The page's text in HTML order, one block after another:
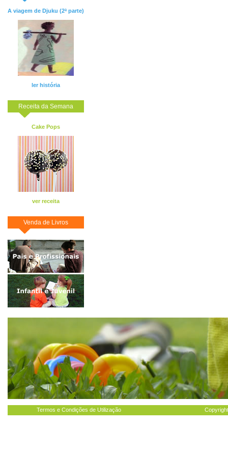
A viagem de Djuku (2ª parte)
ler história
Receita da Semana
Cake Pops
ver receita
Venda de Livros
Termos e Condições de Utilização